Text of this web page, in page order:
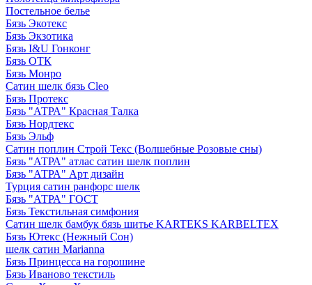
Постельное белье
Бязь Экотекс
Бязь Экзотика
Бязь I&U Гонконг
Бязь ОТК
Бязь Монро
Сатин шелк бязь Cleo
Бязь Протекс
Бязь "АТРА" Красная Талка
Бязь Нордтекс
Бязь Эльф
Сатин поплин Строй Текс (Волшебные Розовые сны)
Бязь "АТРА" атлас сатин шелк поплин
Бязь "АТРА" Арт дизайн
Турция сатин ранфорс шелк
Бязь "АТРА" ГОСТ
Бязь Текстильная симфония
Сатин шелк бамбук бязь шитье KARTEKS KARBELTEX
Бязь Ютекс (Нежный Сон)
шелк сатин Marianna
Бязь Принцесса на горошине
Бязь Иваново текстиль